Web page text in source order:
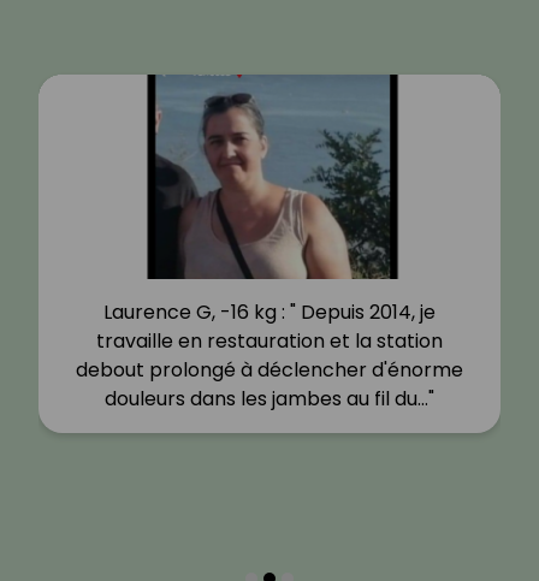
Laurence G, -16 kg : " Depuis 2014, je
travaille en restauration et la station
debout prolongé à déclencher d'énorme
douleurs dans les jambes au fil du…"